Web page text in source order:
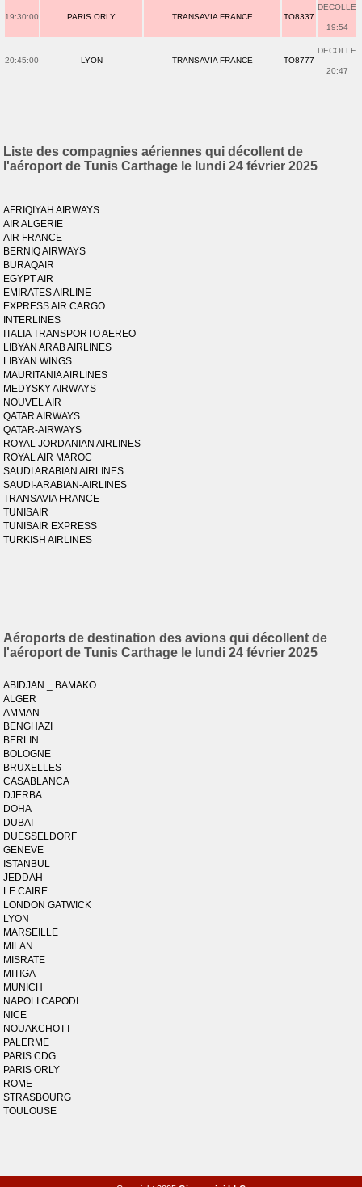
19:30:00 PARIS ORLY TRANSAVIA FRANCE TO8337
DECOLLE
19:54
20:45:00 LYON TRANSAVIA FRANCE TO8777
DECOLLE
20:47
Liste des compagnies aériennes qui décollent de
l'aéroport de Tunis Carthage le lundi 24 février 2025
AFRIQIYAH AIRWAYS
AIR ALGERIE
AIR FRANCE
BERNIQ AIRWAYS
BURAQAIR
EGYPT AIR
EMIRATES AIRLINE
EXPRESS AIR CARGO
INTERLINES
ITALIA TRANSPORTO AEREO
LIBYAN ARAB AIRLINES
LIBYAN WINGS
MAURITANIA AIRLINES
MEDYSKY AIRWAYS
NOUVEL AIR
QATAR AIRWAYS
QATAR-AIRWAYS
ROYAL JORDANIAN AIRLINES
ROYAL AIR MAROC
SAUDI ARABIAN AIRLINES
SAUDI-ARABIAN-AIRLINES
TRANSAVIA FRANCE
TUNISAIR
TUNISAIR EXPRESS
TURKISH AIRLINES
Aéroports de destination des avions qui décollent de
l'aéroport de Tunis Carthage le lundi 24 février 2025
ABIDJAN _ BAMAKO
ALGER
AMMAN
BENGHAZI
BERLIN
BOLOGNE
BRUXELLES
CASABLANCA
DJERBA
DOHA
DUBAI
DUESSELDORF
GENEVE
ISTANBUL
JEDDAH
LE CAIRE
LONDON GATWICK
LYON
MARSEILLE
MILAN
MISRATE
MITIGA
MUNICH
NAPOLI CAPODI
NICE
NOUAKCHOTT
PALERME
PARIS CDG
PARIS ORLY
ROME
STRASBOURG
TOULOUSE